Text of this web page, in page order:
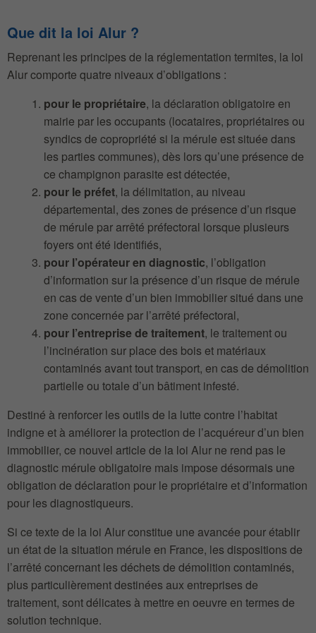
Que dit la loi Alur ?
Reprenant les principes de la réglementation termites, la loi
Alur comporte quatre niveaux d’obligations :
pour le propriétaire, la déclaration obligatoire en
mairie par les occupants (locataires, propriétaires ou
syndics de copropriété si la mérule est située dans
les parties communes), dès lors qu’une présence de
ce champignon parasite est détectée,
pour le préfet, la délimitation, au niveau
départemental, des zones de présence d’un risque
de mérule par arrêté préfectoral lorsque plusieurs
foyers ont été identifiés,
pour l’opérateur en diagnostic, l’obligation
d’information sur la présence d’un risque de mérule
en cas de vente d’un bien immobilier situé dans une
zone concernée par l’arrêté préfectoral,
pour l’entreprise de traitement, le traitement ou
l’incinération sur place des bois et matériaux
contaminés avant tout transport, en cas de démolition
partielle ou totale d’un bâtiment infesté.
Destiné à renforcer les outils de la lutte contre l’habitat
indigne et à améliorer la protection de l’acquéreur d’un bien
immobilier, ce nouvel article de la loi Alur ne rend pas le
diagnostic mérule obligatoire mais impose désormais une
obligation de déclaration pour le propriétaire et d’information
pour les diagnostiqueurs.
Si ce texte de la loi Alur constitue une avancée pour établir
un état de la situation mérule en France, les dispositions de
l’arrêté concernant les déchets de démolition contaminés,
plus particulièrement destinées aux entreprises de
traitement, sont délicates à mettre en oeuvre en termes de
solution technique.